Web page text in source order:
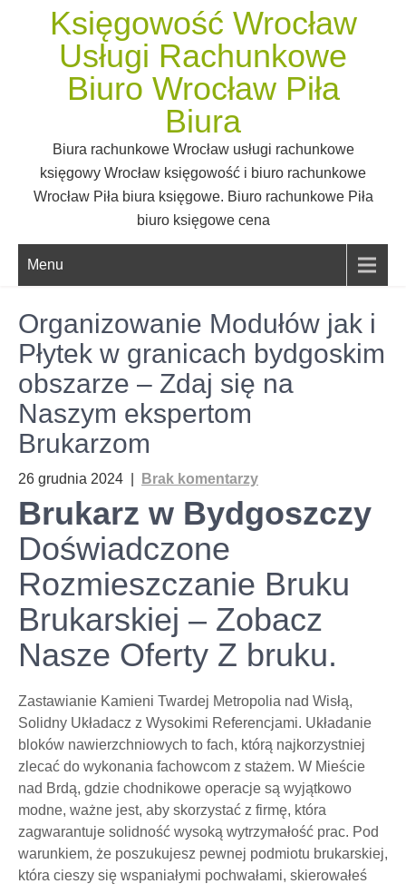
Księgowość Wrocław
Usługi Rachunkowe
Biuro Wrocław Piła
Biura
Biura rachunkowe Wrocław usługi rachunkowe
księgowy Wrocław księgowość i biuro rachunkowe
Wrocław Piła biura księgowe. Biuro rachunkowe Piła
biuro księgowe cena
Menu
Organizowanie Modułów jak i
Płytek w granicach bydgoskim
obszarze – Zdaj się na
Naszym ekspertom
Brukarzom
26 grudnia 2024 Brak komentarzy
Brukarz w Bydgoszczy
Doświadczone
Rozmieszczanie Bruku
Brukarskiej – Zobacz
Nasze Oferty Z bruku.
Zastawianie Kamieni Twardej Metropolia nad Wisłą,
Solidny Układacz z Wysokimi Referencjami. Układanie
bloków nawierzchniowych to fach, którą najkorzystniej
zlecać do wykonania fachowcom z stażem. W Mieście
nad Brdą, gdzie chodnikowe operacje są wyjątkowo
modne, ważne jest, aby skorzystać z firmę, która
zagwarantuje solidność wysoką wytrzymałość prac. Pod
warunkiem, że poszukujesz pewnej podmiotu brukarskiej,
która cieszy się wspaniałymi pochwałami, skierowałeś